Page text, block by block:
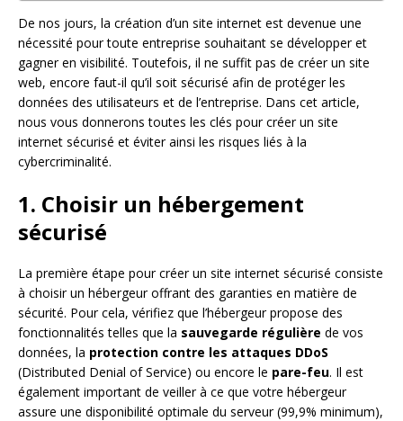
De nos jours, la création d’un site internet est devenue une
nécessité pour toute entreprise souhaitant se développer et
gagner en visibilité. Toutefois, il ne suffit pas de créer un site
web, encore faut-il qu’il soit sécurisé afin de protéger les
données des utilisateurs et de l’entreprise. Dans cet article,
nous vous donnerons toutes les clés pour créer un site
internet sécurisé et éviter ainsi les risques liés à la
cybercriminalité.
1. Choisir un hébergement
sécurisé
La première étape pour créer un site internet sécurisé consiste
à choisir un hébergeur offrant des garanties en matière de
sécurité. Pour cela, vérifiez que l’hébergeur propose des
fonctionnalités telles que la sauvegarde régulière de vos
données, la protection contre les attaques DDoS
(Distributed Denial of Service) ou encore le pare-feu. Il est
également important de veiller à ce que votre hébergeur
assure une disponibilité optimale du serveur (99,9% minimum),